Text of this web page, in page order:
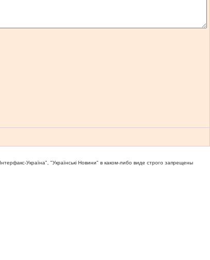
Україна", "Українськi Новини" в каком-либо виде строго запрещены